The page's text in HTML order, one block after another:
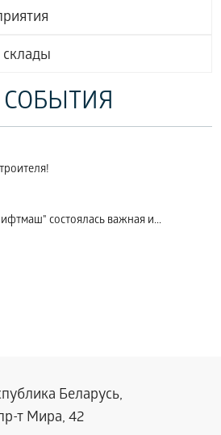
состоялась важная и...
Беларусь,
т Мира, 42